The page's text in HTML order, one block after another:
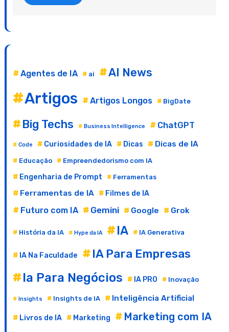
Agentes de IA ai AI News
Artigos Artigos Longos BigDate
Big Techs Business Intelligence ChatGPT
Code Curiosidades de IA Dicas Dicas de IA
Educação Empreendedorismo com IA
Engenharia de Prompt Ferramentas
Ferramentas de IA Filmes de IA
Futuro com IA Gemini Google Grok
História da IA Hype da IA IA IA Generativa
IA Na Faculdade IA Para Empresas
Ia Para Negócios IA PRO Inovação
Insights Insights de IA Inteligência Artificial
Livros de IA Marketing Marketing com IA